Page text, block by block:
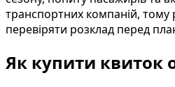
транспортних компаній,
перевіряти розклад перед
Як купити квиток